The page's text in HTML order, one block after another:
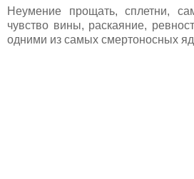
Неумение прощать, сплетни,
чувство вины, раскаяние,
одними из самых смертоносных